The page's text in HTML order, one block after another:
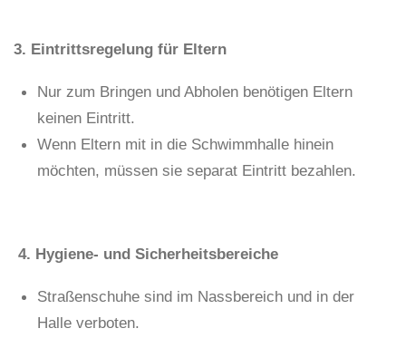
3. Eintrittsregelung für Eltern
Nur zum Bringen und Abholen benötigen Eltern
keinen Eintritt.
Wenn Eltern mit in die Schwimmhalle hinein
möchten, müssen sie separat Eintritt bezahlen.
4. Hygiene- und Sicherheitsbereiche
Straßenschuhe sind im Nassbereich und in der
Halle verboten.